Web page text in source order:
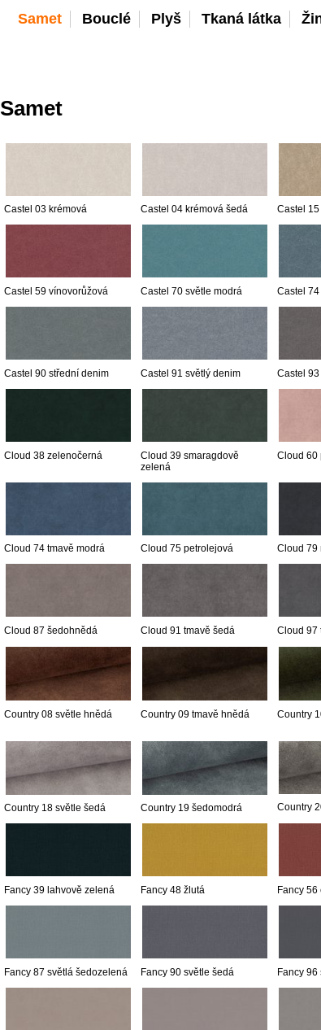
Samet Bouclé Plyš Tkaná látka
Samet
Castel 03 krémová Castel 04 krémová šedá Castel
Castel 59 vínovorůžová Castel 70 světle modrá Castel 74
Castel 90 střední denim Castel 91 světlý denim Castel 93
Cloud 38 zelenočerná
Cloud 39 smaragdově
zelená
Cloud 60
Cloud 74 tmavě modrá Cloud 75 petrolejová Cloud 79
Cloud 87 šedohnědá Cloud 91 tmavě šedá Cloud 97
Country 08 světle hnědá Country 09 tmavě hnědá Country
Country 18 světle šedá Country 19 šedomodrá Country
Fancy 39 lahvově zelená Fancy 48 žlutá Fancy 56
Fancy 87 světlá šedozelená Fancy 90 světle šedá Fancy 96